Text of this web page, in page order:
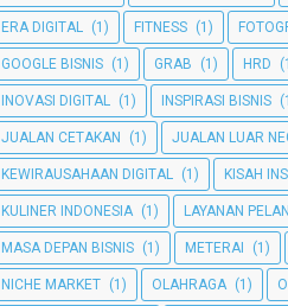
ERA DIGITAL (1) FITNESS (1)
GOOGLE BISNIS (1) GRAB (1) HRD
INOVASI DIGITAL (1) INSPIRASI BISNIS
JUALAN CETAKAN (1) JUALAN LUAR
KEWIRAUSAHAAN DIGITAL (1) KISAH
KULINER INDONESIA (1) LAYANAN
MASA DEPAN BISNIS (1) METERAI (1)
NICHE MARKET (1) OLAHRAGA (1)